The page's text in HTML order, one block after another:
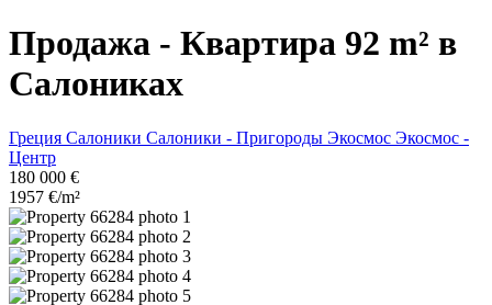
Продажа - Квартира 92 m² в
Салониках
Греция Салоники Салоники - Пригороды Экосмос Экосмос -
Центр
180 000 €
1957 €/m²